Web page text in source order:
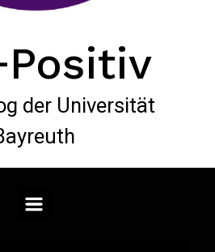
der Universität